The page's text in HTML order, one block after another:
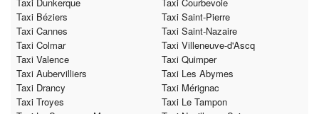
Taxi Béziers
Taxi Saint-Pierre
Taxi Cannes
Taxi Saint-Nazaire
Taxi Colmar
Taxi Villeneuve-d'Ascq
Taxi Valence
Taxi Quimper
Taxi Aubervilliers
Taxi Les Abymes
Taxi Drancy
Taxi Mérignac
Taxi Troyes
Taxi Le Tampon